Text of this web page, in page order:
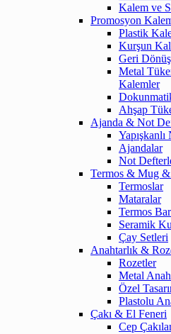
Kalem ve
Promosyon
Plastik
Kurşun
Geri
Metal
Kalemler
Ahşap
Ajanda & Not
Ajandalar
Not
Termos & Mug
Termoslar
Mataralar
Termos
Seramik
Çay Setleri
Anahtarlık &
Rozetler
Metal
Özel
Plastolu
Çakı & El Feneri
Cep